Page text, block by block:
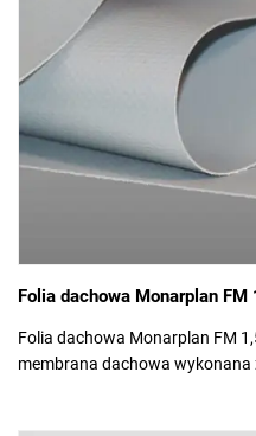
Folia dachowa Monarplan FM
Folia dachowa Monarplan FM
membrana dachowa wykonana